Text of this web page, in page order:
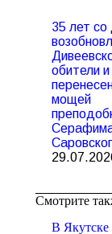
35 лет со
обители и
мощей
Смотрите
В Якутске